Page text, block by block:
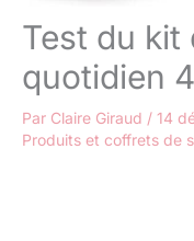
Test du kit
quotidien
Par Claire Giraud / 14
Produits et coffrets de